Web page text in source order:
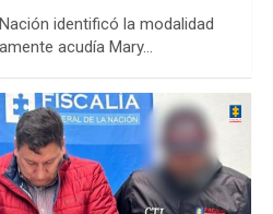
identificó la modalidad
acudía Mary…